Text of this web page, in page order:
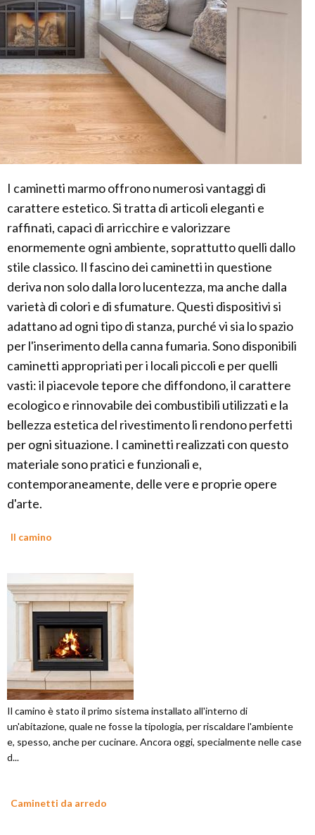
I caminetti marmo offrono numerosi vantaggi di
carattere estetico. Si tratta di articoli eleganti e
raffinati, capaci di arricchire e valorizzare
enormemente ogni ambiente, soprattutto quelli dallo
stile classico. Il fascino dei caminetti in questione
deriva non solo dalla loro lucentezza, ma anche dalla
varietà di colori e di sfumature. Questi dispositivi si
adattano ad ogni tipo di stanza, purché vi sia lo spazio
per l'inserimento della canna fumaria. Sono disponibili
caminetti appropriati per i locali piccoli e per quelli
vasti: il piacevole tepore che diffondono, il carattere
ecologico e rinnovabile dei combustibili utilizzati e la
bellezza estetica del rivestimento li rendono perfetti
per ogni situazione. I caminetti realizzati con questo
materiale sono pratici e funzionali e,
contemporaneamente, delle vere e proprie opere
d'arte.
Il camino
Il camino è stato il primo sistema installato all'interno di
un'abitazione, quale ne fosse la tipologia, per riscaldare l'ambiente
e, spesso, anche per cucinare. Ancora oggi, specialmente nelle case
d...
Caminetti da arredo